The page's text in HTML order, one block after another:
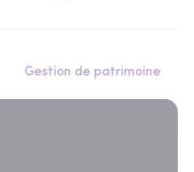
Gestion de patrimoine